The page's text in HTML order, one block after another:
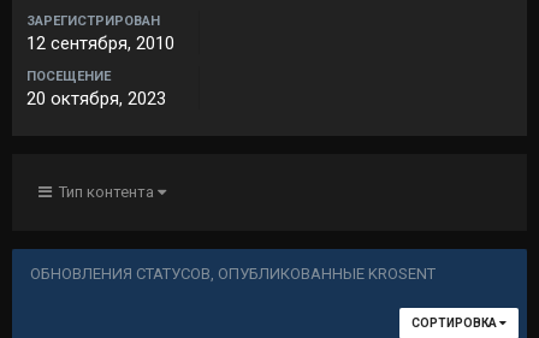
ЗАРЕГИСТРИРОВАН
12 сентября, 2010
ПОСЕЩЕНИЕ
20 октября, 2023
Тип контента
ОБНОВЛЕНИЯ СТАТУСОВ, ОПУБЛИКОВАННЫЕ KROSENT
СОРТИРОВКА